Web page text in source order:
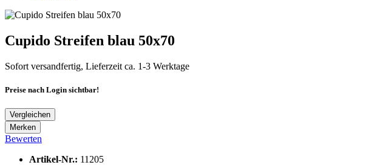
Cupido Streifen blau 50x70
Sofort versandfertig, Lieferzeit ca. 1-3 Werktage
Preise nach Login sichtbar!
Vergleichen
Merken
Bewerten
Artikel-Nr.: 11205